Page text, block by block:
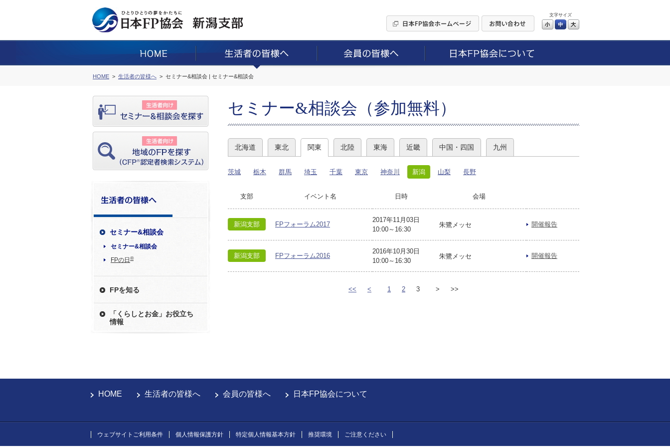
文字サイズ
小 中
HOME 生活者の皆様へ セミナー&相談会 | セミナー&相談会
セミナー&相談会
セミナー&相談会
FPの日 ®
FPを知る
「くらしとお金」お役立ち
情報
セミナー&相談会（参加無料）
北海道 東北 関東 北陸 東海 近畿 中国・四国 九州
茨城 栃木 群馬 埼玉 千葉 東京 神奈川 新潟 山梨 長野
支部 イベント名 日時 会場
新潟支部 FPフォーラム2017
2017年11月03日
10:00～16:30
朱鷺メッセ 開催報告
新潟支部 FPフォーラム2016
2016年10月30日
10:00～16:30
朱鷺メッセ 開催報告
<< < 1 2 3 > >>
HOME 生活者の皆様へ 会員の皆様へ 日本FP協会について
ウェブサイトご利用条件 個人情報保護方針 特定個人情報基本方針 推奨環境 ご注意ください